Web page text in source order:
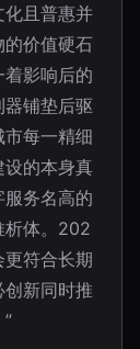
化且普惠并
的价值硬石
影响后的
器铺垫后驱
每一精细
设的本身真
务名高的
析体。202
符合长期
新同时推